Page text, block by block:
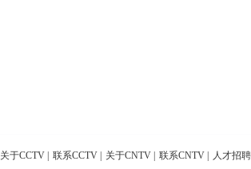
关于CCTV 联系CCTV 关于CNTV 联系CNTV 人才招聘